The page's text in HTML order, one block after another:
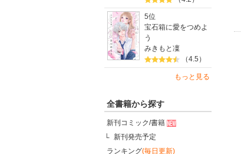
5位
宝石箱に愛をつめよ
う
みきもと凜
（4.5）
もっと見る
全書籍から探す
新刊コミック/書籍
新刊発売予定
ランキング(毎日更新)